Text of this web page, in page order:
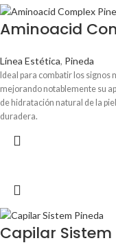
Aminoacid
Línea Estética, Pineda
Ideal para combatir los signos
mejorando notablemente su
de hidratación natural de la
duradera.
Capilar Sistem